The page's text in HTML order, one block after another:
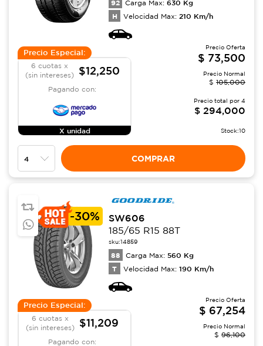
92 Carga Max: 630 Kg
H Velocidad Max: 210 Km/h
Precio Especial:
6 cuotas x
(sin intereses)
$12,250
Pagando con:
X unidad
Precio Oferta
$ 73,500
Precio Normal
$ 105,000
Precio total por 4
$ 294,000
Stock:10
COMPRAR
-30%
SW606
185/65 R15 88T
sku:14859
88 Carga Max: 560 Kg
T Velocidad Max: 190 Km/h
Precio Especial:
6 cuotas x
(sin intereses)
$11,209
Pagando con:
Precio Oferta
$ 67,254
Precio Normal
$ 96,100